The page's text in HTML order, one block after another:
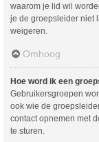
waarom je lid wil
je de groepsleider niet
weigeren.
Omhoog
Hoe word ik een
Gebruikersgroepen
ook wie de
contact opnemen met
te sturen.